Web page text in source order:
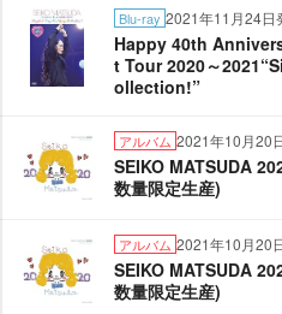
Blu-ray 2021年11月24日
Happy 40th
t Tour 2020～
ollection!”
アルバム 2021年10月20
SEIKO MATSUDA
数量限定生産)
アルバム 2021年10月20
SEIKO MATSUDA
数量限定生産)